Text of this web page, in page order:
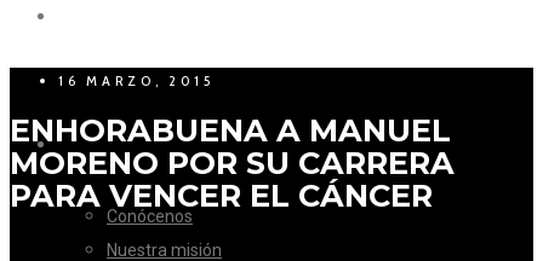
LA FUNDACIÓN
Conócenos
Nuestra misión
16 MARZO, 2015
ENHORABUENA A MANUEL
MORENO POR SU CARRERA
PARA VENCER EL CÁNCER